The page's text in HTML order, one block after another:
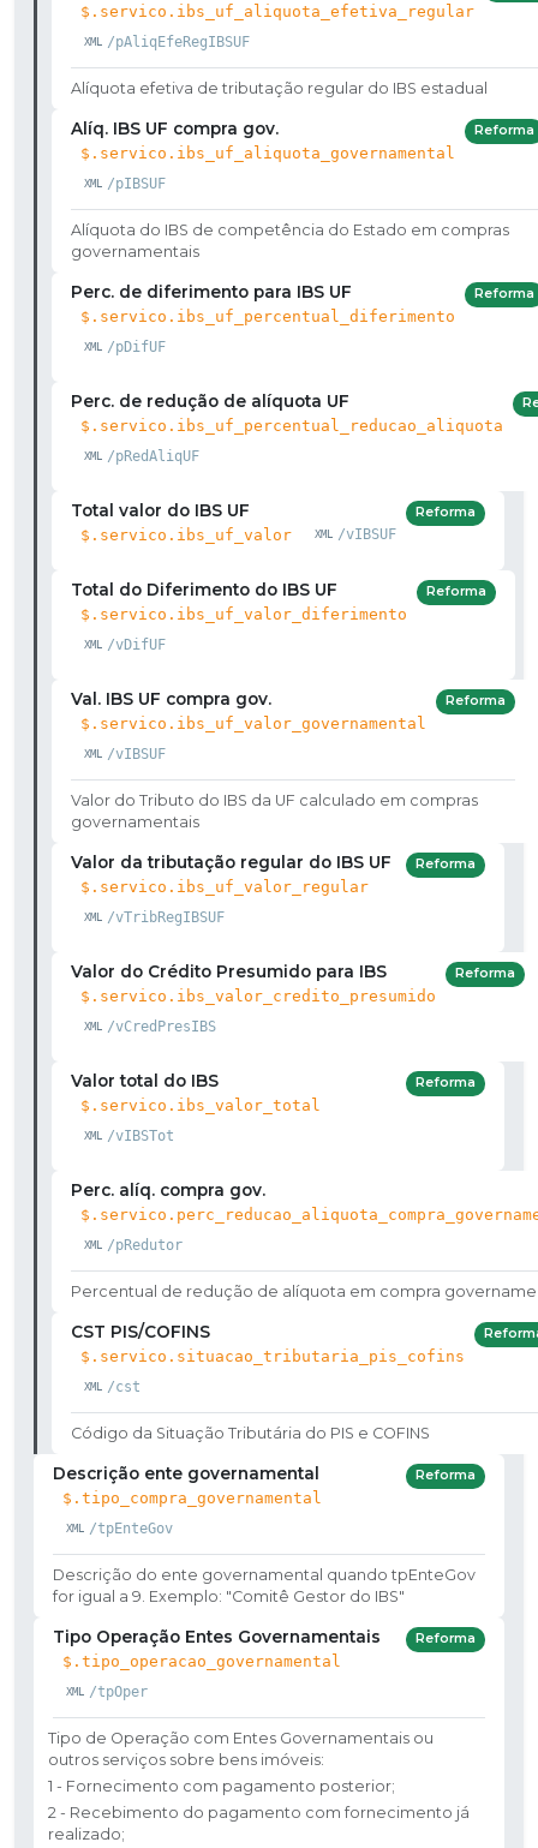
$.servico.ibs_uf_aliquota_efetiva_regular
/pAliqEfeRegIBSUF
Alíquota efetiva de tributação regular do IBS estadual
Alíq. IBS UF compra gov.
$.servico.ibs_uf_aliquota_governamental
/pIBSUF
Reforma
Alíquota do IBS de competência do Estado em compras
governamentais
Perc. de diferimento para IBS UF
$.servico.ibs_uf_percentual_diferimento
/pDifUF
Reforma
Perc. de redução de alíquota UF
$.servico.ibs_uf_percentual_reducao_aliquota
/pRedAliqUF
Total valor do IBS UF
$.servico.ibs_uf_valor /vIBSUF
Reforma
Total do Diferimento do IBS UF
$.servico.ibs_uf_valor_diferimento
/vDifUF
Reforma
Val. IBS UF compra gov.
$.servico.ibs_uf_valor_governamental
/vIBSUF
Reforma
Valor do Tributo do IBS da UF calculado em compras
governamentais
Valor da tributação regular do IBS UF
$.servico.ibs_uf_valor_regular
/vTribRegIBSUF
Reforma
Valor do Crédito Presumido para IBS
$.servico.ibs_valor_credito_presumido
/vCredPresIBS
Reforma
Valor total do IBS
$.servico.ibs_valor_total
/vIBSTot
Reforma
Perc. alíq. compra gov.
/pRedutor
Percentual de redução de alíquota em compra
CST PIS/COFINS
$.servico.situacao_tributaria_pis_cofins
/cst
Código da Situação Tributária do PIS e COFINS
Descrição ente governamental
$.tipo_compra_governamental
/tpEnteGov
Reforma
Descrição do ente governamental quando tpEnteGov
for igual a 9. Exemplo: "Comitê Gestor do IBS"
Tipo Operação Entes Governamentais
$.tipo_operacao_governamental
/tpOper
Reforma
Tipo de Operação com Entes Governamentais ou
outros serviços sobre bens imóveis:
1 - Fornecimento com pagamento posterior;
2 - Recebimento do pagamento com fornecimento já
realizado;